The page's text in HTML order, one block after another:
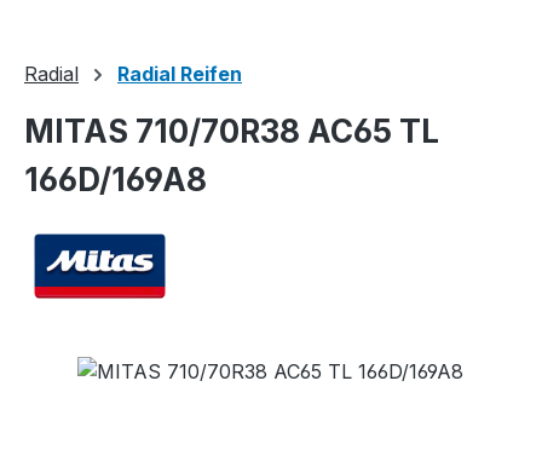
Radial Radial Reifen
MITAS 710/70R38 AC65 TL
166D/169A8
Bildergalerie überspringen